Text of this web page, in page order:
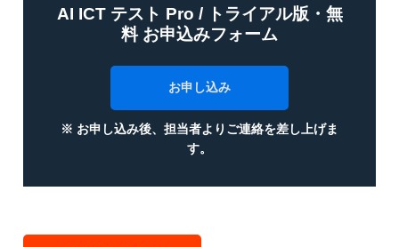
AI ICT テスト Pro / トライアル版・無
料 お申込みフォーム
お申し込み
※ お申し込み後、担当者よりご連絡を差し上げま
す。